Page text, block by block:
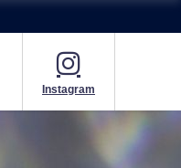
Instagram